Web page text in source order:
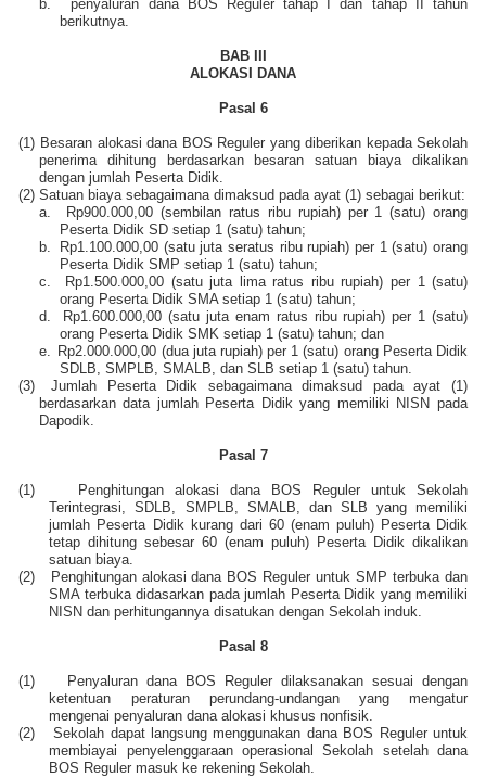
b.
penyaluran dana BOS Reguler tahap I dan tahap II tahun
berikutnya.
BAB III
ALOKASI DANA
Pasal 6
(1) Besaran alokasi dana BOS Reguler yang diberikan kepada Sekolah
penerima dihitung berdasarkan besaran satuan biaya dikalikan
dengan jumlah Peserta Didik.
(2) Satuan biaya sebagaimana dimaksud pada ayat (1) sebagai berikut:
a.
Rp900.000,00 (sembilan ratus ribu rupiah) per 1 (satu) orang
Peserta Didik SD setiap 1 (satu) tahun;
b.
Rp1.100.000,00 (satu juta seratus ribu rupiah) per 1 (satu) orang
Peserta Didik SMP setiap 1 (satu) tahun;
c.
Rp1.500.000,00 (satu juta lima ratus ribu rupiah) per 1 (satu)
orang Peserta Didik SMA setiap 1 (satu) tahun;
d.
Rp1.600.000,00 (satu juta enam ratus ribu rupiah) per 1 (satu)
orang Peserta Didik SMK setiap 1 (satu) tahun; dan
e.
Rp2.000.000,00 (dua juta rupiah) per 1 (satu) orang Peserta Didik
SDLB, SMPLB, SMALB, dan SLB setiap 1 (satu) tahun.
(3)
Jumlah Peserta Didik sebagaimana dimaksud pada ayat (1)
berdasarkan data jumlah Peserta Didik yang memiliki NISN pada
Dapodik.
Pasal 7
(1)
Penghitungan alokasi dana BOS Reguler untuk Sekolah
Terintegrasi, SDLB, SMPLB, SMALB, dan SLB yang memiliki
jumlah Peserta Didik kurang dari 60 (enam puluh) Peserta Didik
tetap dihitung sebesar 60 (enam puluh) Peserta Didik dikalikan
satuan biaya.
(2)
Penghitungan alokasi dana BOS Reguler untuk SMP terbuka dan
SMA terbuka didasarkan pada jumlah Peserta Didik yang memiliki
NISN dan perhitungannya disatukan dengan Sekolah induk.
Pasal 8
(1)
Penyaluran dana BOS Reguler dilaksanakan sesuai dengan
ketentuan peraturan perundang-undangan yang mengatur
mengenai penyaluran dana alokasi khusus nonfisik.
(2)
Sekolah dapat langsung menggunakan dana BOS Reguler untuk
membiayai penyelenggaraan operasional Sekolah setelah dana
BOS Reguler masuk ke rekening Sekolah.